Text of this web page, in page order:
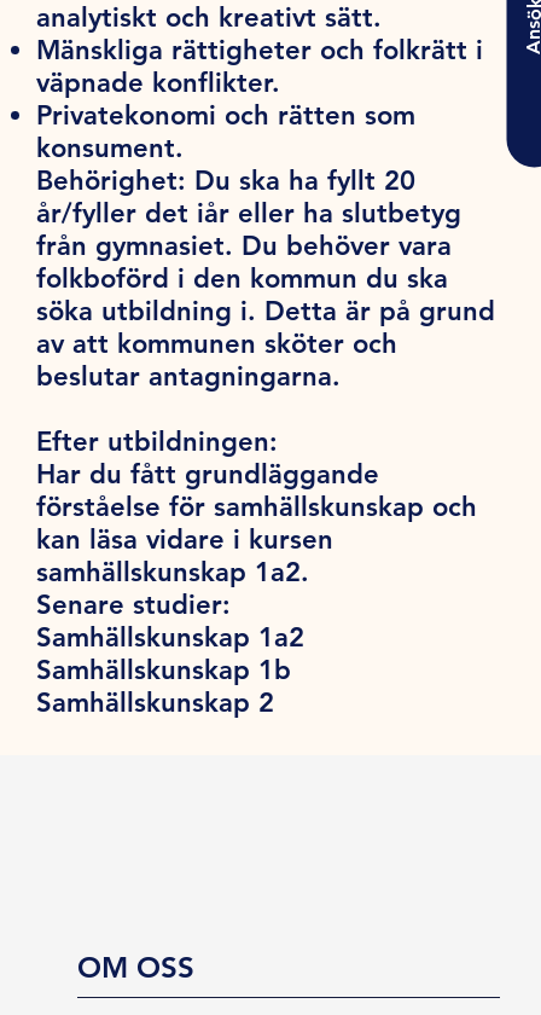
analytiskt och kreativt sätt.
Mänskliga rättigheter och folkrätt i
väpnade konflikter.
Privatekonomi och rätten som
konsument.
Behörighet: Du ska ha fyllt 20
år/fyller det iår eller ha slutbetyg
från gymnasiet. Du behöver vara
folkboförd i den kommun du ska
söka utbildning i. Detta är på grund
av att kommunen sköter och
beslutar antagningarna.
Efter utbildningen:
Har du fått grundläggande
förståelse för samhällskunskap och
kan läsa vidare i kursen
samhällskunskap 1a2.
Senare studier:
Samhällskunskap 1a2
Samhällskunskap 1b
Samhällskunskap 2
OM OSS